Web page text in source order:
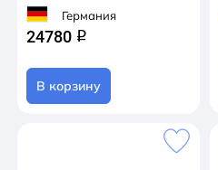
Германия
24780 q
В корзину